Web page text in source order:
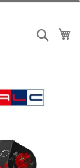
搜索